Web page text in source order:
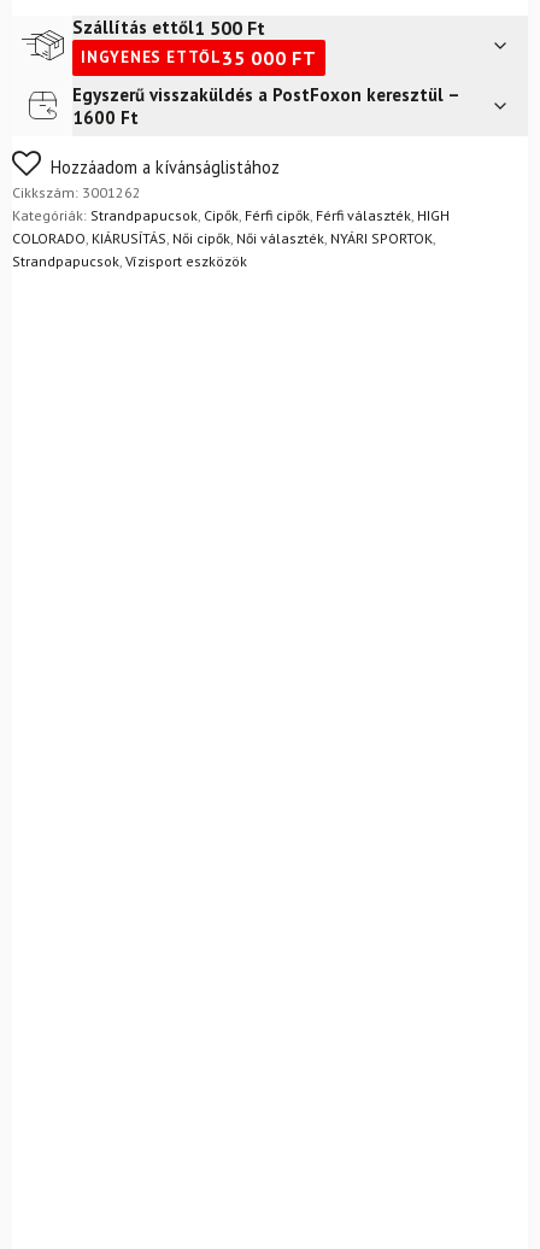
mennyiség
Szállítás ettől1 500 Ft
INGYENES ETTŐL35 000 FT
Futár a címre2 400
FoxPost
Egyszerű visszaküldés a PostFoxon keresztül –
1600 Ft
Nem biztos a választásában? Semmi gond – a terméket
egyszerűen visszaküldheti 14 napon belül, indoklás nélkül.
Mik a visszaküldés feltételei?
Hozzáadom a kívánságlistához
Cikkszám: 3001262
Kategóriák: Strandpapucsok Cipők Férfi cipők Férfi választék HIGH
COLORADO KIÁRUSÍTÁS Női cipők Női választék NYÁRI SPORTOK
Strandpapucsok Vízisport eszközök